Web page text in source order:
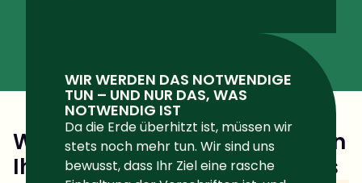
Wir sind keine Berater, sondern
Ihr Team imTaskforce-Modus